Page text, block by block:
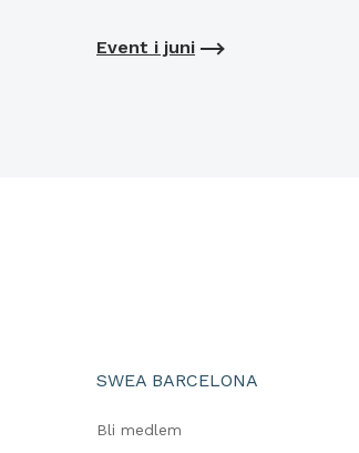
Event i juni
SWEA BARCELONA
Bli medlem